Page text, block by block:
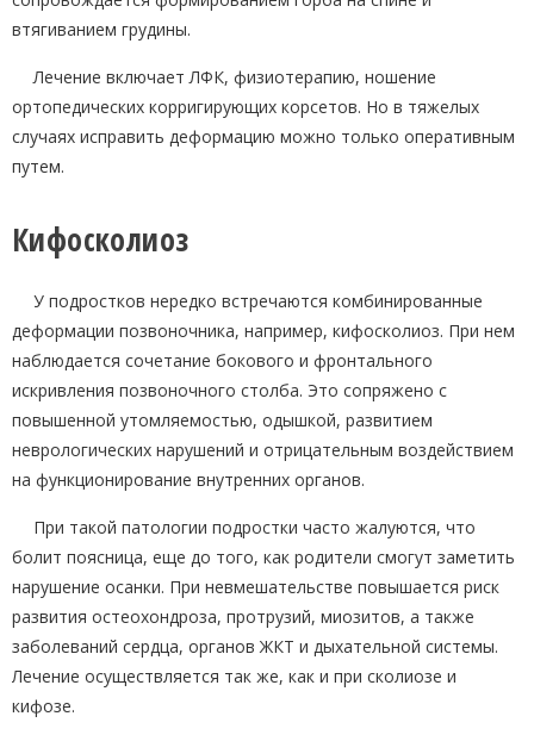
втягиванием грудины.
Лечение включает ЛФК, физиотерапию, ношение
ортопедических корригирующих корсетов. Но в тяжелых
случаях исправить деформацию можно только оперативным
путем.
Кифосколиоз
У подростков нередко встречаются комбинированные
деформации позвоночника, например, кифосколиоз. При нем
наблюдается сочетание бокового и фронтального
искривления позвоночного столба. Это сопряжено с
повышенной утомляемостью, одышкой, развитием
неврологических нарушений и отрицательным воздействием
на функционирование внутренних органов.
При такой патологии подростки часто жалуются, что
болит поясница, еще до того, как родители смогут заметить
нарушение осанки. При невмешательстве повышается риск
развития остеохондроза, протрузий, миозитов, а также
заболеваний сердца, органов ЖКТ и дыхательной системы.
Лечение осуществляется так же, как и при сколиозе и
кифозе.